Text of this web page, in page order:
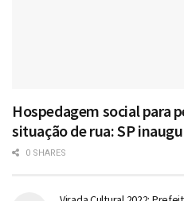
Hospedagem social para
situação de rua: SP
0 SHARES